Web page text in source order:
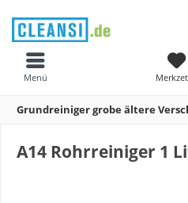
Menü
Grundreiniger grobe ältere
A14 Rohrreiniger 1